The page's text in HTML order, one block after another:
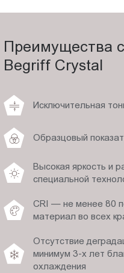
Преимущества
Begriff Crystal
Исключительная
Образцовый
Высокая яркость и
специальной
CRI — не менее 80
материал во всех
Отсутствие
минимум 3-х лет
охлаждения